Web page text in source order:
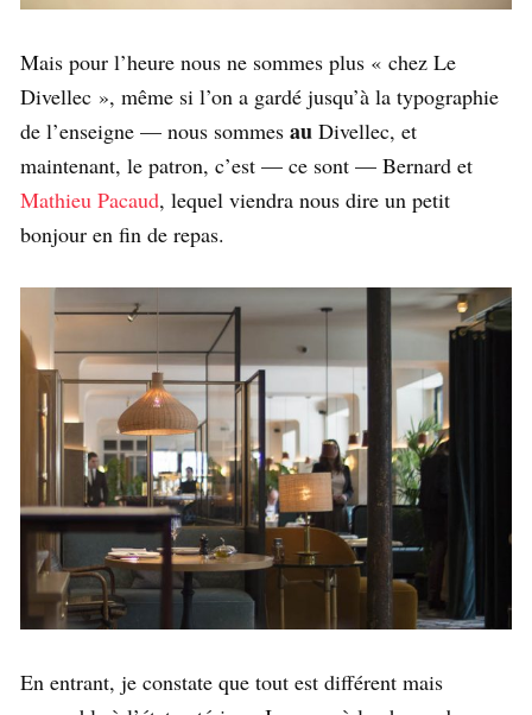
Mais pour l’heure nous ne sommes plus « chez Le
Divellec », même si l’on a gardé jusqu’à la typographie
de l’enseigne — nous sommes au Divellec, et
maintenant, le patron, c’est — ce sont — Bernard et
Mathieu Pacaud, lequel viendra nous dire un petit
bonjour en fin de repas.
En entrant, je constate que tout est différent mais